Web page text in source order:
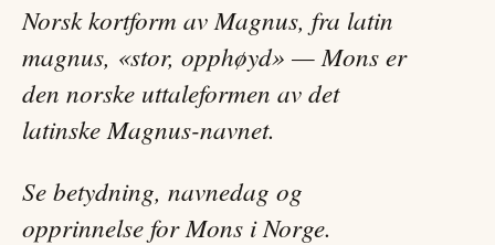
Norsk kortform av Magnus, fra latin
magnus, «stor, opphøyd» — Mons er
den norske uttaleformen av det
latinske Magnus-navnet.
Se betydning, navnedag og
opprinnelse for Mons i Norge.